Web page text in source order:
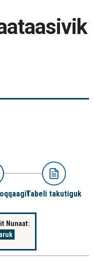
Tabeli takutiguk
Nunaat: